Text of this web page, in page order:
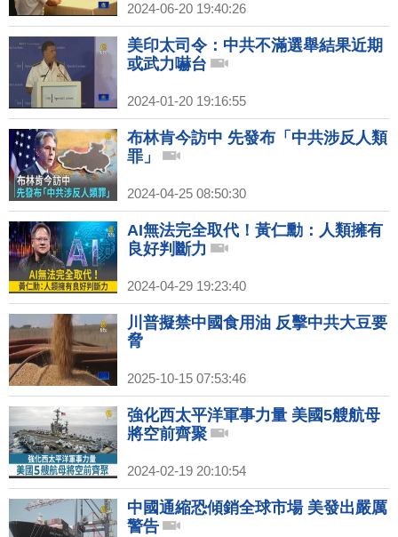
2024-06-20 19:40:26
美印太司令：中共不滿選舉結果近期
或武力嚇台
2024-01-20 19:16:55
布林肯今訪中 先發布「中共涉反人類
罪」
2024-04-25 08:50:30
AI無法完全取代！黃仁勳：人類擁有
良好判斷力
2024-04-29 19:23:40
川普擬禁中國食用油 反擊中共大豆要
脅
2025-10-15 07:53:46
強化西太平洋軍事力量 美國5艘航母
將空前齊聚
2024-02-19 20:10:54
中國通縮恐傾銷全球市場 美發出嚴厲
警告